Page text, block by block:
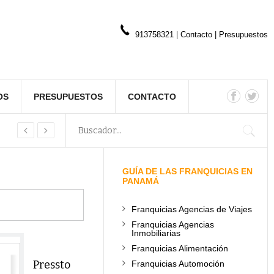
913758321 Contacto Presupuestos
PRESUPUESTOS CONTACTO
Pressto
GUÍA DE LAS FRANQUICIAS EN
PANAMÁ
Franquicias Agencias de Viajes
Franquicias Agencias
Inmobiliarias
Franquicias Alimentación
Franquicias Automoción